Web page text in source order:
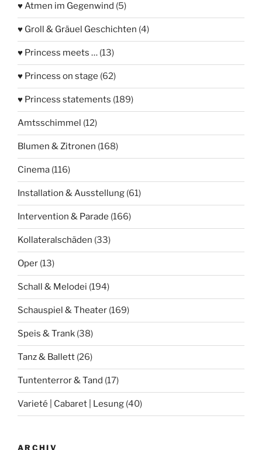
♥ Atmen im Gegenwind (5)
♥ Groll & Gräuel Geschichten (4)
♥ Princess meets … (13)
♥ Princess on stage (62)
♥ Princess statements (189)
Amtsschimmel (12)
Blumen & Zitronen (168)
Cinema (116)
Installation & Ausstellung (61)
Intervention & Parade (166)
Kollateralschäden (33)
Oper (13)
Schall & Melodei (194)
Schauspiel & Theater (169)
Speis & Trank (38)
Tanz & Ballett (26)
Tuntenterror & Tand (17)
Varieté | Cabaret | Lesung (40)
ARCHIV